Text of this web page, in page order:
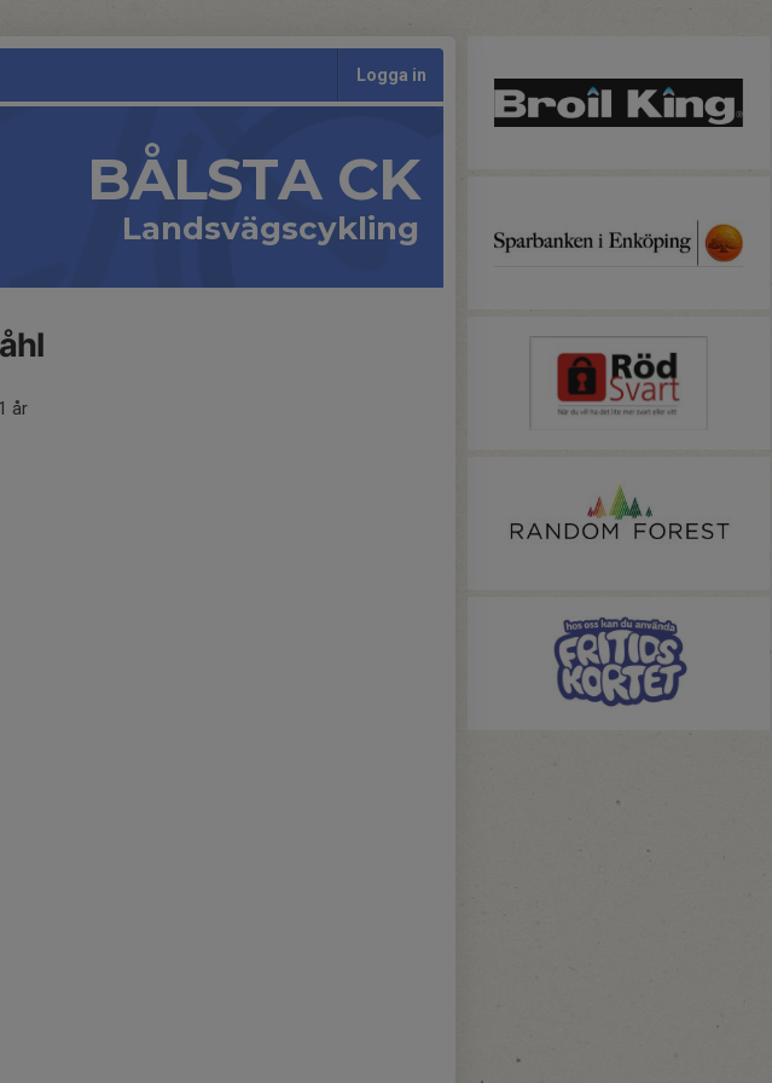
Logga in
BÅLSTA CK
Landsvägscykling
år